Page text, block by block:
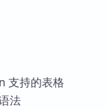
支持的表格
法